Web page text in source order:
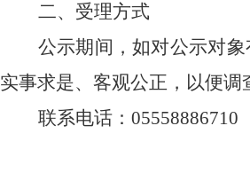
二、受理方式
公示期间，如对公示对
实事求是、客观公正，以便调
联系电话： 05558886710